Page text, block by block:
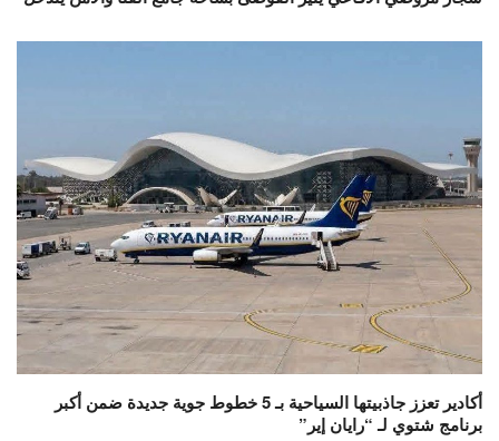
أكادير تعزز جاذبيتها السياحية بـ 5 خطوط جوية جديدة ضمن أكبر
برنامج شتوي لـ “رايان إير”